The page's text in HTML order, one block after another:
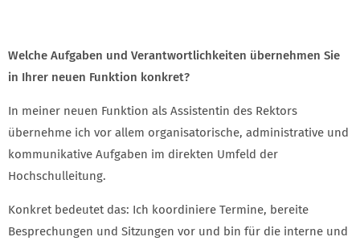
Welche Aufgaben und Verantwortlichkeiten übernehmen Sie
in Ihrer neuen Funktion konkret?
In meiner neuen Funktion als Assistentin des Rektors
übernehme ich vor allem organisatorische, administrative und
kommunikative Aufgaben im direkten Umfeld der
Hochschulleitung.
Konkret bedeutet das: Ich koordiniere Termine, bereite
Besprechungen und Sitzungen vor und bin für die interne und